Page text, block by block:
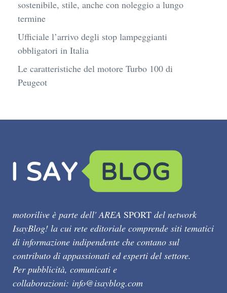
sostenibile, stile, anche con noleggio a lungo
termine
Ufficiale l’arrivo degli stop lampeggianti
obbligatori in Italia
Le caratteristiche del motore Turbo 100 di
Peugeot
motorilive è parte dell' AREA SPORT del network
IsayBlog! la cui rete editoriale comprende siti tematici
di informazione indipendente che contano sul
contributo di appassionati ed esperti del settore.
Per pubblicità, comunicati e
collaborazioni: info@isayblog.com